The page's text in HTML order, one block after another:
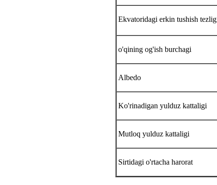
Ekvatoridagi erkin tushish
o'qining og'ish burchagi
Albedo
Ko'rinadigan yulduz kattaligi
Mutloq yulduz kattaligi
Sirtidagi o'rtacha harorat